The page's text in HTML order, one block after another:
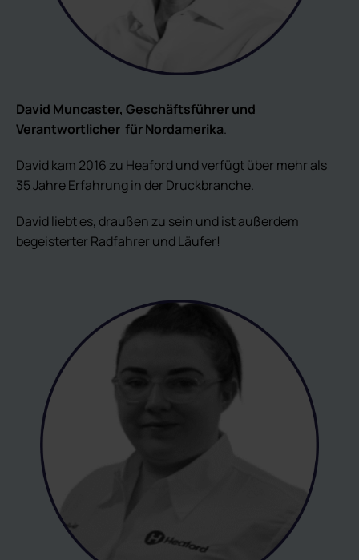
David Muncaster, Geschäftsführer und
Verantwortlicher für Nordamerika.
David kam 2016 zu Heaford und verfügt über mehr als
35 Jahre Erfahrung in der Druckbranche.
David liebt es, draußen zu sein und ist außerdem
begeisterter Radfahrer und Läufer!